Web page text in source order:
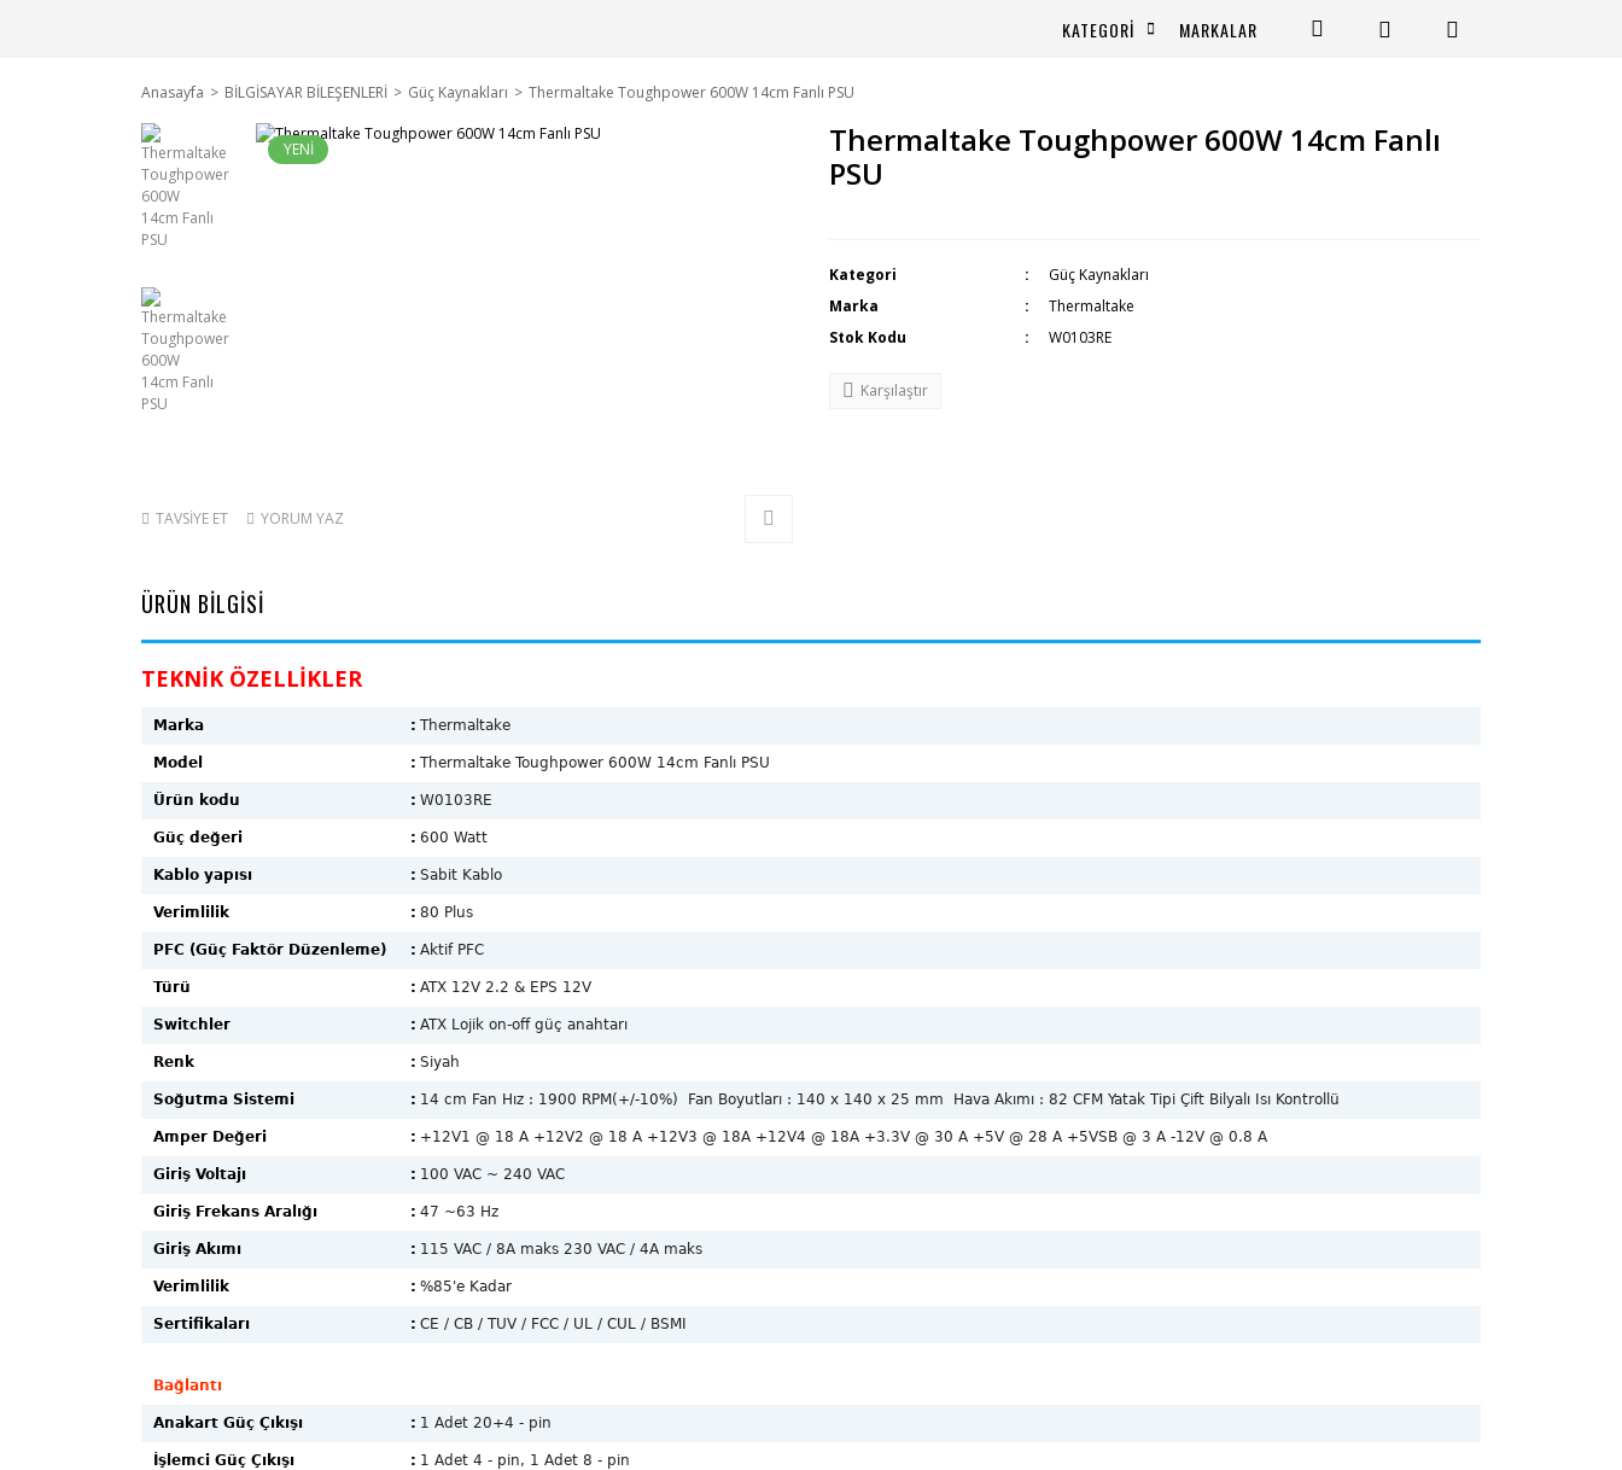
KATEGORİ MARKALAR
Anasayfa BİLGİSAYAR BİLEŞENLERİ Güç Kaynakları Thermaltake Toughpower 600W 14cm Fanlı PSU
YENİ
TAVSİYE ET YORUM YAZ
Thermaltake Toughpower 600W 14cm Fanlı
PSU
Kategori
Güç Kaynakları
Marka
Thermaltake
Stok Kodu
W0103RE
Karşılaştır
ÜRÜN BİLGİSİ
TEKNİK ÖZELLİKLER
Marka : Thermaltake
Model : Thermaltake Toughpower 600W 14cm Fanlı PSU
Ürün kodu : W0103RE
Güç değeri : 600 Watt
Kablo yapısı : Sabit Kablo
Verimlilik : 80 Plus
PFC (Güç Faktör Düzenleme) : Aktif PFC
Türü : ATX 12V 2.2 & EPS 12V
Switchler : ATX Lojik on-off güç anahtarı
Renk : Siyah
Soğutma Sistemi : 14 cm Fan Hız : 1900 RPM(+/-10%) Fan Boyutları : 140 x 140 x 25 mm Hava Akımı : 82 CFM Yatak Tipi Çift Bilyalı Isı Kontrollü
Amper Değeri : +12V1 @ 18 A +12V2 @ 18 A +12V3 @ 18A +12V4 @ 18A +3.3V @ 30 A +5V @ 28 A +5VSB @ 3 A -12V @ 0.8 A
Giriş Voltajı : 100 VAC ~ 240 VAC
Giriş Frekans Aralığı : 47 ~63 Hz
Giriş Akımı : 115 VAC / 8A maks 230 VAC / 4A maks
Verimlilik : %85'e Kadar
Sertifikaları : CE / CB / TUV / FCC / UL / CUL / BSMI
Bağlantı
Anakart Güç Çıkışı : 1 Adet 20+4 - pin
İşlemci Güç Çıkışı : 1 Adet 4 - pin, 1 Adet 8 - pin